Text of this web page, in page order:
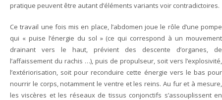
pratique peuvent être autant d’éléments variants voir contradictoires.
Ce travail une fois mis en place, l’abdomen joue le rôle d’une pompe
qui « puise l’énergie du sol » (ce qui correspond à un mouvement
drainant vers le haut, prévient des descente d’organes, de
l’affaissement du rachis …), puis de propulseur, soit vers l’explosivité,
l’extériorisation, soit pour reconduire cette énergie vers le bas pour
nourrir le corps, notamment le ventre et les reins. Au fur et à mesure,
les viscères et les réseaux de tissus conjonctifs s’assouplissent en